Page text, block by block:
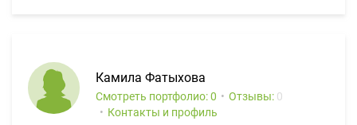
Камила Фатыхова
Смотреть портфолио: 0 Отзывы: 0
Контакты и профиль